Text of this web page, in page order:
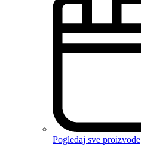
Pogledaj sve proizvode